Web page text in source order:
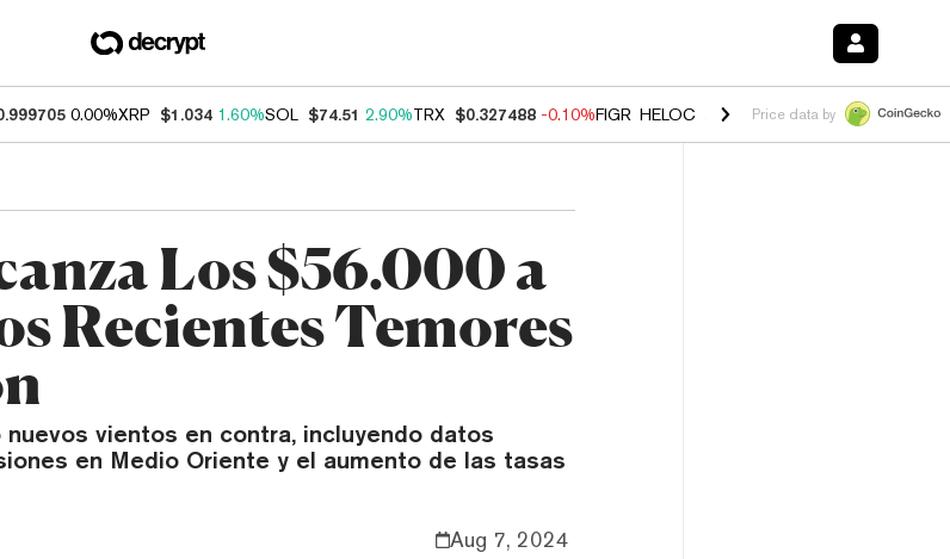
0.00%XRP $1.034 1.60%SOL $74.51 2.90%TRX $0.327488 -0.10%FIGR_HELOC $1.023 -1.20%HYPE $54.26 -
Price data by
Los $56.000 a
Recientes Temores
vientos en contra, incluyendo datos
en Medio Oriente y el aumento de las tasas
Aug 7, 2024